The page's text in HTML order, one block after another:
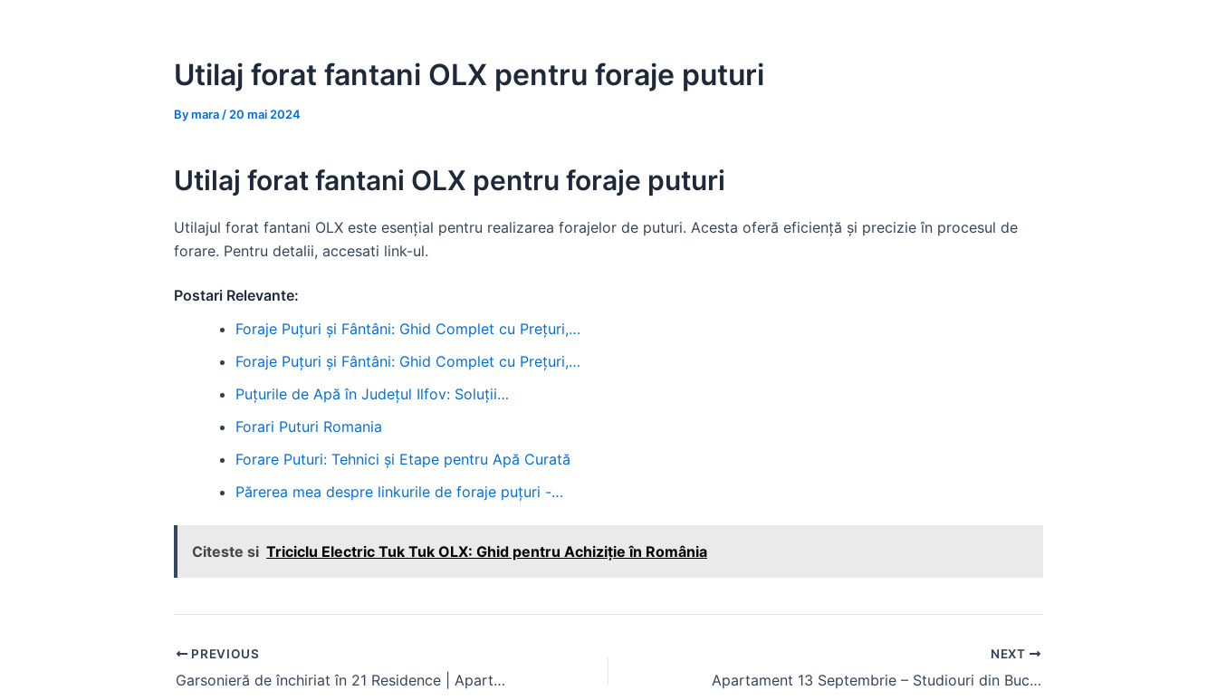
Utilaj forat fantani OLX pentru foraje puturi
Bymara / 20 mai 2024
Utilaj forat fantani OLX pentru foraje puturi
Utilajul forat fantani OLX este esențial pentru realizarea forajelor de puturi. Acesta oferă eficiență și precizie în procesul de
forare. Pentru detalii, accesati link-ul.
Postari Relevante:
Foraje Puțuri și Fântâni: Ghid Complet cu Prețuri,…
Foraje Puțuri și Fântâni: Ghid Complet cu Prețuri,…
Puțurile de Apă în Județul Ilfov: Soluții…
Forari Puturi Romania
Forare Puturi: Tehnici și Etape pentru Apă Curată
Părerea mea despre linkurile de foraje puțuri -…
Citeste si Triciclu Electric Tuk Tuk OLX: Ghid pentru Achiziție în România
Post
navigation
PREVIOUS
Garsonieră de închiriat în 21 Residence | Apartamente Studiouri
NEXT
Apartament 13 Septembrie – Studiouri din București